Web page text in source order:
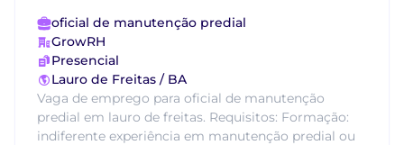
oficial de manutenção predial
GrowRH
Presencial
Lauro de Freitas / BA
Vaga de emprego para oficial de manutenção
predial em lauro de freitas. Requisitos: Formação:
indiferente experiência em manutenção predial ou